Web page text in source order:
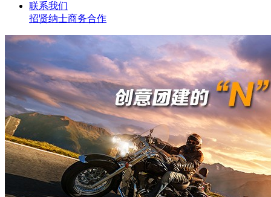
联系我们
招贤纳士商务合作